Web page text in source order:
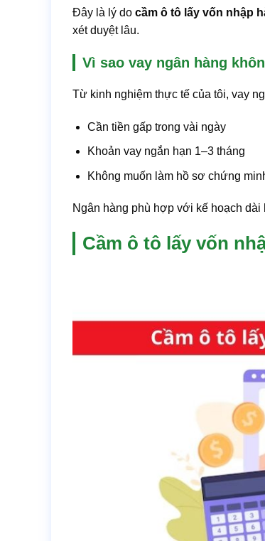
Đây là lý do cầm ô tô lấy vốn nhập
xét duyệt lâu.
Vì sao vay ngân hàng
Từ kinh nghiệm thực tế của tôi, vay
Cần tiền gấp trong vài ngày
Khoản vay ngắn hạn 1–3 tháng
Không muốn làm hồ sơ chứng
Ngân hàng phù hợp với kế hoạch
Cầm ô tô lấy vốn